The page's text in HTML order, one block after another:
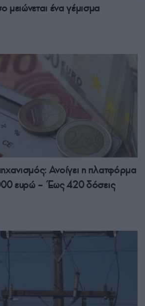
ένα γέμισμα
Ανοίγει η πλατφόρμα
ευρώ – Έως 420 δόσεις